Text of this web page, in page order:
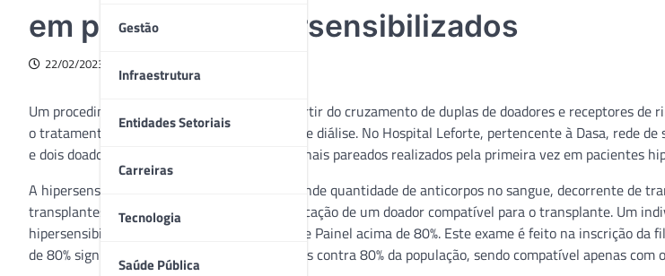
Gestão
Infraestrutura
Entidades Setoriais
Carreiras
Tecnologia
Saúde Pública
em pacientes hipersensibilizados
22/02/2023
Um procedimento inédito no Brasil, feito a partir do cruzamento de duplas de doadores e receptores de
o tratamento de pacientes com necessidade de diálise. No Hospital Leforte, pertencente à Dasa, rede
e dois doadores passaram por transplantes renais pareados realizados pela primeira vez em pacientes
A hipersensibilização é caracterizada pela grande quantidade de anticorpos no sangue, decorrente de
transplantes prévios, o que dificulta a identificação de um doador compatível para o transplante. Um
hipersensibilizado quando apresenta exame de Painel acima de 80%. Este exame é feito na inscrição da
de 80% significa que o paciente terá anticorpos contra 80% da população, sendo compatível apenas com